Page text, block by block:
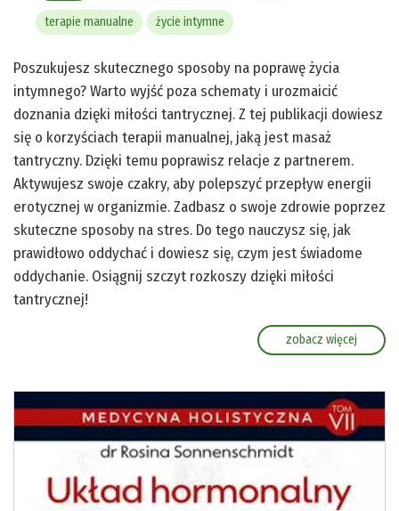
terapie manualne życie intymne
Poszukujesz skutecznego sposoby na poprawę życia
intymnego? Warto wyjść poza schematy i urozmaicić
doznania dzięki miłości tantrycznej. Z tej publikacji dowiesz
się o korzyściach terapii manualnej, jaką jest masaż
tantryczny. Dzięki temu poprawisz relacje z partnerem.
Aktywujesz swoje czakry, aby polepszyć przepływ energii
erotycznej w organizmie. Zadbasz o swoje zdrowie poprzez
skuteczne sposoby na stres. Do tego nauczysz się, jak
prawidłowo oddychać i dowiesz się, czym jest świadome
oddychanie. Osiągnij szczyt rozkoszy dzięki miłości
tantrycznej!
zobacz więcej